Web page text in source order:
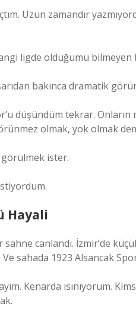
Uzun zamandır
ligde olduğumu
bakınca dramatik
düşündüm tekrar.
olmak, yok olmak
ister.
Hayali
canlandı. İzmir’de
sahada 1923 Alsancak
Kenarda ısınıyorum.